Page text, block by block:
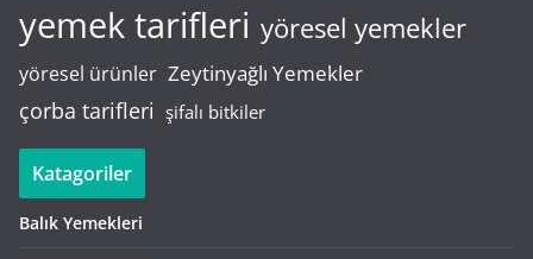
yemek tarifleri yöresel yemekler
yöresel ürünler Zeytinyağlı Yemekler
çorba tarifleri şifalı bitkiler
Katagoriler
Balık Yemekleri